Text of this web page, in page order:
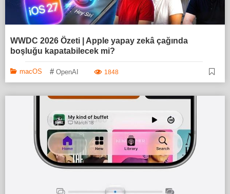
WWDC 2026 Özeti | Apple yapay zekâ çağında
boşluğu kapatabilecek mi?
macOS # OpenAI 1848